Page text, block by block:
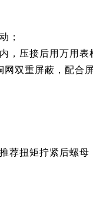
；
，压接后用万用
双重屏蔽，配合
荐扭矩拧紧后螺